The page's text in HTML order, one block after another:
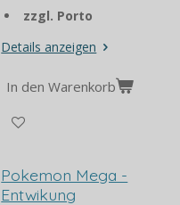
zzgl. Porto
Details anzeigen
In den Warenkorb
Pokemon Mega -
Entwikung